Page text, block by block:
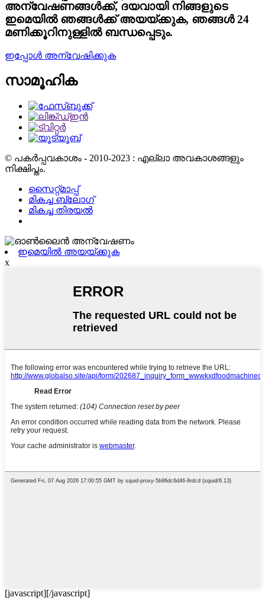
അന്വേഷണങ്ങൾക്ക്, ദയവായി നിങ്ങളുടെ
ഇമെയിൽ ഞങ്ങൾക്ക് അയയ്ക്കുക, ഞങ്ങൾ 24
മണിക്കൂറിനുള്ളിൽ ബന്ധപ്പെടും.
ഇപ്പോൾ അന്വേഷിക്കുക
സാമൂഹിക
© പകർപ്പവകാശം - 2010-2023 : എല്ലാ അവകാശങ്ങളും
നിക്ഷിപ്തം.
സൈറ്റ്മാപ്പ്
മികച്ച ബ്ലോഗ്
മികച്ച തിരയൽ
ഇമെയിൽ അയയ്ക്കുക
x
[javascript][/javascript]